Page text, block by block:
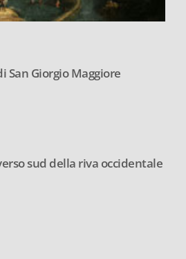
San Giorgio Maggiore
sud della riva occidentale